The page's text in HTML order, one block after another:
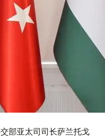
部亚太司司长萨兰托戈